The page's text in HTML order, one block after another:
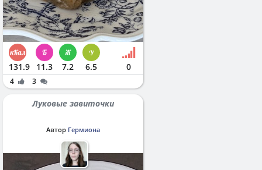
131.9 11.3 7.2 6.5 0
4 3
Луковые завиточки
Автор Гермиона